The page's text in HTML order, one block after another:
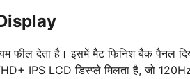
फील देता है। इसमें मैट फिनिश बैक पैनल
IPS LCD डिस्प्ले मिलता है, जो